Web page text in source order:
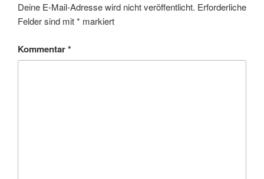
Deine E-Mail-Adresse wird nicht veröffentlicht. Erforderliche
Felder sind mit* markiert
Kommentar*